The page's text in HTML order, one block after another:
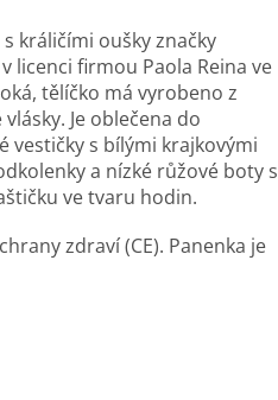
králičími oušky značky
licenci firmou Paola Reina ve
tělíčko má vyrobeno z
Je oblečena do
vestičky s bílými krajkovými
a nízké růžové boty s
ve tvaru hodin.
zdraví (CE). Panenka je